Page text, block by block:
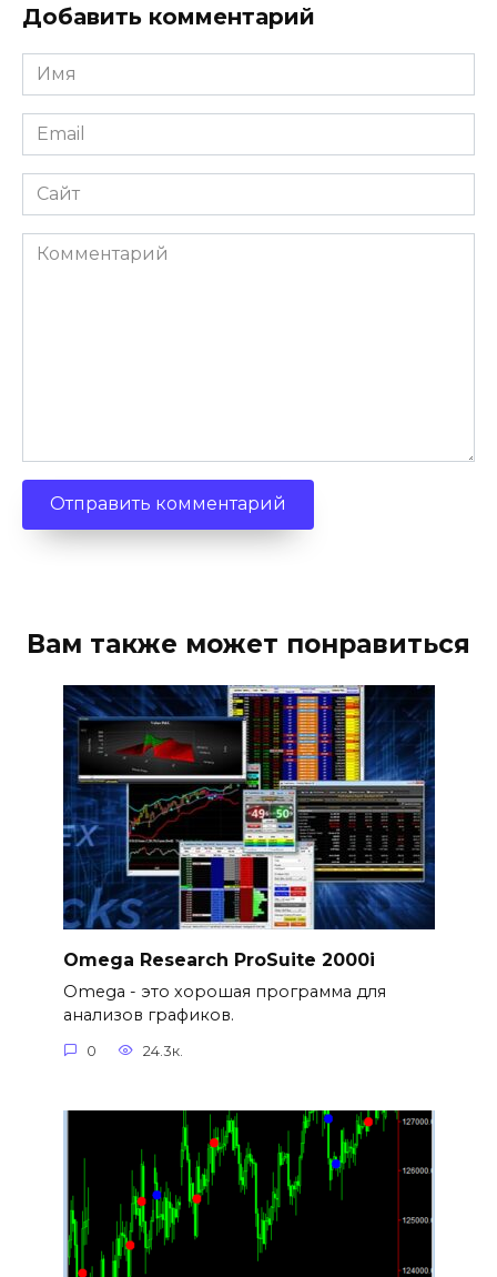
Добавить комментарий
Имя
Email
Сайт
Комментарий
Вам также может понравиться
Omega Research ProSuite 2000i
Omega - это хорошая программа для
анализов графиков.
0 24.3к.